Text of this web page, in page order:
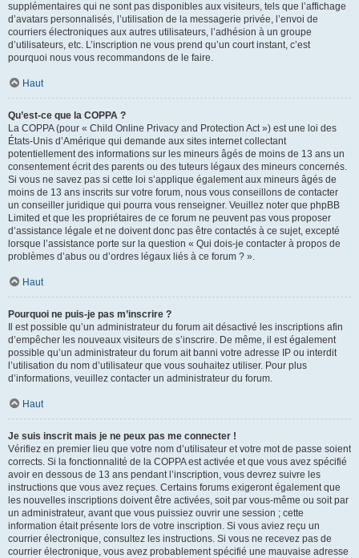
supplémentaires qui ne sont pas disponibles aux visiteurs, tels que l’affichage
d’avatars personnalisés, l’utilisation de la messagerie privée, l’envoi de
courriers électroniques aux autres utilisateurs, l’adhésion à un groupe
d’utilisateurs, etc. L’inscription ne vous prend qu’un court instant, c’est
pourquoi nous vous recommandons de le faire.
Haut
Qu’est-ce que la COPPA ?
La COPPA (pour « Child Online Privacy and Protection Act ») est une loi des
États-Unis d’Amérique qui demande aux sites internet collectant
potentiellement des informations sur les mineurs âgés de moins de 13 ans un
consentement écrit des parents ou des tuteurs légaux des mineurs concernés.
Si vous ne savez pas si cette loi s’applique également aux mineurs âgés de
moins de 13 ans inscrits sur votre forum, nous vous conseillons de contacter
un conseiller juridique qui pourra vous renseigner. Veuillez noter que phpBB
Limited et que les propriétaires de ce forum ne peuvent pas vous proposer
d’assistance légale et ne doivent donc pas être contactés à ce sujet, excepté
lorsque l’assistance porte sur la question « Qui dois-je contacter à propos de
problèmes d’abus ou d’ordres légaux liés à ce forum ? ».
Haut
Pourquoi ne puis-je pas m’inscrire ?
Il est possible qu’un administrateur du forum ait désactivé les inscriptions afin
d’empêcher les nouveaux visiteurs de s’inscrire. De même, il est également
possible qu’un administrateur du forum ait banni votre adresse IP ou interdit
l’utilisation du nom d’utilisateur que vous souhaitez utiliser. Pour plus
d’informations, veuillez contacter un administrateur du forum.
Haut
Je suis inscrit mais je ne peux pas me connecter !
Vérifiez en premier lieu que votre nom d’utilisateur et votre mot de passe soient
corrects. Si la fonctionnalité de la COPPA est activée et que vous avez spécifié
avoir en dessous de 13 ans pendant l’inscription, vous devrez suivre les
instructions que vous avez reçues. Certains forums exigeront également que
les nouvelles inscriptions doivent être activées, soit par vous-même ou soit par
un administrateur, avant que vous puissiez ouvrir une session ; cette
information était présente lors de votre inscription. Si vous aviez reçu un
courrier électronique, consultez les instructions. Si vous ne recevez pas de
courrier électronique, vous avez probablement spécifié une mauvaise adresse